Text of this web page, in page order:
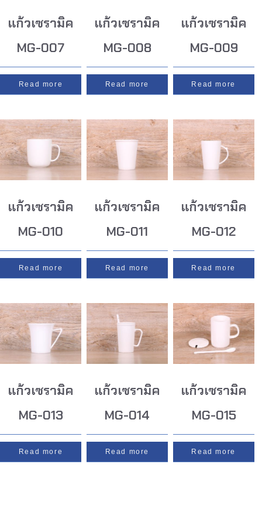
แก้วเซรามิค
MG-007
Read more
แก้วเซรามิค
MG-008
Read more
แก้วเซรามิค
MG-009
Read more
แก้วเซรามิค
MG-010
Read more
แก้วเซรามิค
MG-011
Read more
แก้วเซรามิค
MG-012
Read more
แก้วเซรามิค
MG-013
Read more
แก้วเซรามิค
MG-014
Read more
แก้วเซรามิค
MG-015
Read more